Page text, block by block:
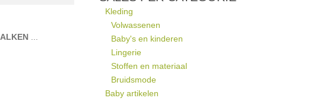
Kleding
Volwassenen
Baby's en kinderen
Lingerie
Stoffen en materiaal
Bruidsmode
Baby artikelen